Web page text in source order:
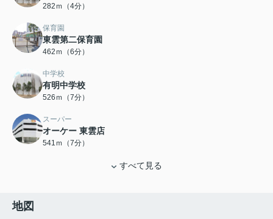
282ｍ（4分）
保育園
東雲第二保育園
462ｍ（6分）
中学校
有明中学校
526ｍ（7分）
スーパー
オーケー 東雲店
541ｍ（7分）
すべて見る
地図